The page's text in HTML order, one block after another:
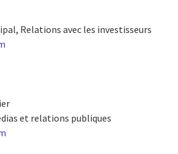
Relations avec les investisseurs
et relations publiques